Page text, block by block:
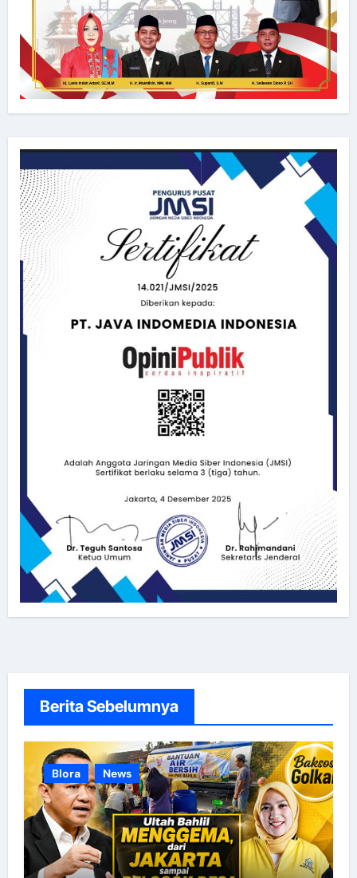
Berita Sebelumnya
Blora News